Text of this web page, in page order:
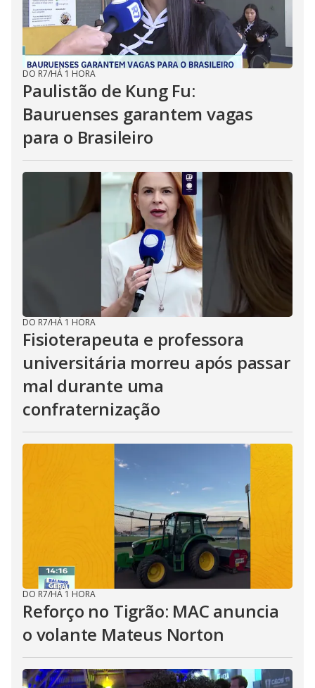
DO R7/HÁ 1 HORA
Paulistão de Kung Fu:
Bauruenses garantem vagas
para o Brasileiro
DO R7/HÁ 1 HORA
Fisioterapeuta e professora
universitária morreu após passar
mal durante uma
confraternização
DO R7/HÁ 1 HORA
Reforço no Tigrão: MAC anuncia
o volante Mateus Norton